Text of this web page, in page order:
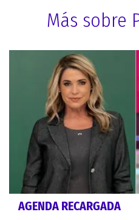
Más sobre
AGENDA RECARGADA